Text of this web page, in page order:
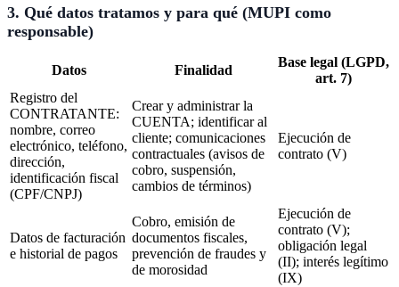
3. Qué datos tratamos y para qué (MUPI como
responsable)
Datos Finalidad
Base legal (LGPD,
art. 7)
Registro del
CONTRATANTE:
nombre, correo
electrónico, teléfono,
dirección,
identificación fiscal
(CPF/CNPJ)
Crear y administrar la
CUENTA; identificar al
cliente; comunicaciones
contractuales (avisos de
cobro, suspensión,
cambios de términos)
Ejecución de
contrato (V)
Datos de facturación
e historial de pagos
Cobro, emisión de
documentos fiscales,
prevención de fraudes y
de morosidad
Ejecución de
contrato (V);
obligación legal
(II); interés legítimo
(IX)